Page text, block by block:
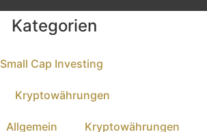
Kategorien
Small Cap Investing
Kryptowährungen
Allgemein Kryptowährungen